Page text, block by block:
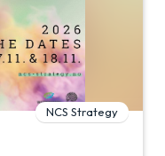
NCS Strategy